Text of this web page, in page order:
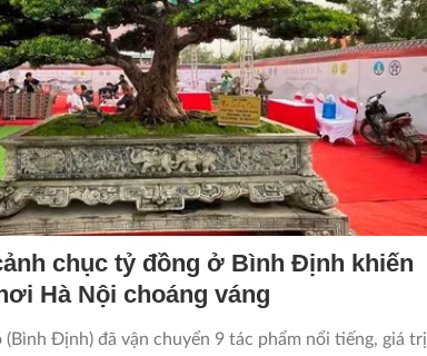
chục tỷ đồng ở Bình Định khiến
Hà Nội choáng váng
(Bình Định) đã vận chuyển 9 tác phẩm nổi tiếng, giá trị